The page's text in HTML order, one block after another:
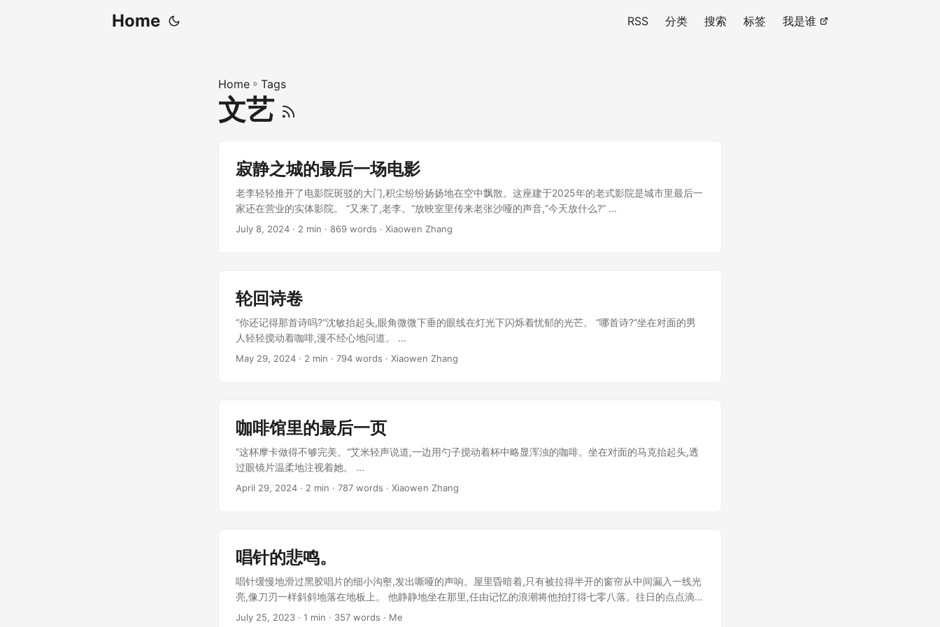
Home RSS 分类 搜索 标签 我是谁
Home » Tags
文艺
寂静之城的最后一场电影
老李轻轻推开了电影院斑驳的大门,积尘纷纷扬扬地在空中飘散。这座建于2025年的老式影院是城市里最后一
家还在营业的实体影院。 “又来了,老李。“放映室里传来老张沙哑的声音,“今天放什么?” ...
July 8, 2024 · 2 min · 869 words · Xiaowen Zhang
轮回诗卷
“你还记得那首诗吗?“沈敏抬起头,眼角微微下垂的眼线在灯光下闪烁着忧郁的光芒。 “哪首诗?“坐在对面的男
人轻轻搅动着咖啡,漫不经心地问道。 ...
May 29, 2024 · 2 min · 794 words · Xiaowen Zhang
咖啡馆里的最后一页
“这杯摩卡做得不够完美。“艾米轻声说道,一边用勺子搅动着杯中略显浑浊的咖啡。坐在对面的马克抬起头,透
过眼镜片温柔地注视着她。 ...
April 29, 2024 · 2 min · 787 words · Xiaowen Zhang
唱针的悲鸣。
唱针缓慢地滑过黑胶唱片的细小沟壑,发出嘶哑的声响。屋里昏暗着,只有被拉得半开的窗帘从中间漏入一线光
亮,像刀刃一样斜斜地落在地板上。 他静静地坐在那里,任由记忆的浪潮将他拍打得七零八落。往日的点点滴滴
在脑海中翻涌,把他牢牢禁锢在爱情的泥潭里,挣扎不得。他记得当初第一次邂逅她时,唱针里流淌出的旋律。那
July 25, 2023 · 1 min · 357 words · Me